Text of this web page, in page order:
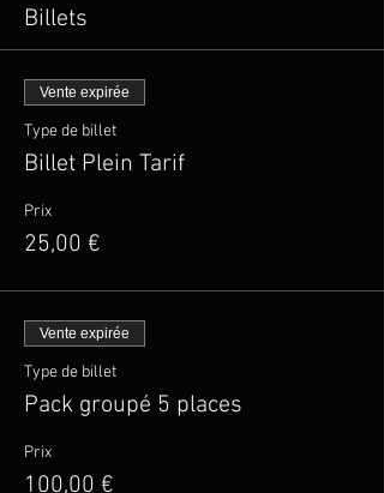
Billets
Vente expirée
Type de billet
Billet Plein Tarif
Prix
25,00 €
Vente expirée
Type de billet
Pack groupé 5 places
Prix
100,00 €